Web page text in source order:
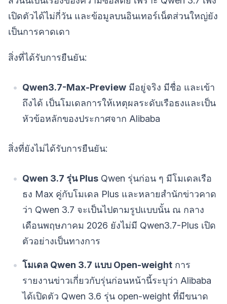
เปิดตัวได้ไม่กี่วัน และข้อมูลบนอินเทอร์เน็ตส่วนใหญ่ยัง
เป็นการคาดเดา
สิ่งที่ได้รับการยืนยัน:
Qwen3.7-Max-Preview มีอยู่จริง มีชื่อ และเข้า
ถึงได้ เป็นโมเดลการให้เหตุผลระดับเรือธงและเป็น
หัวข้อหลักของประกาศจาก Alibaba
สิ่งที่ยังไม่ได้รับการยืนยัน:
Qwen 3.7 รุ่น Plus Qwen รุ่นก่อน ๆ มีโมเดลเรือ
ธง Max คู่กับโมเดล Plus และหลายสำนักข่าวคาด
ว่า Qwen 3.7 จะเป็นไปตามรูปแบบนั้น ณ กลาง
เดือนพฤษภาคม 2026 ยังไม่มี Qwen3.7-Plus เปิด
ตัวอย่างเป็นทางการ
โมเดล Qwen 3.7 แบบ Open-weight การ
รายงานข่าวเกี่ยวกับรุ่นก่อนหน้านี้ระบุว่า Alibaba
ได้เปิดตัว Qwen 3.6 รุ่น open-weight ที่มีขนาด